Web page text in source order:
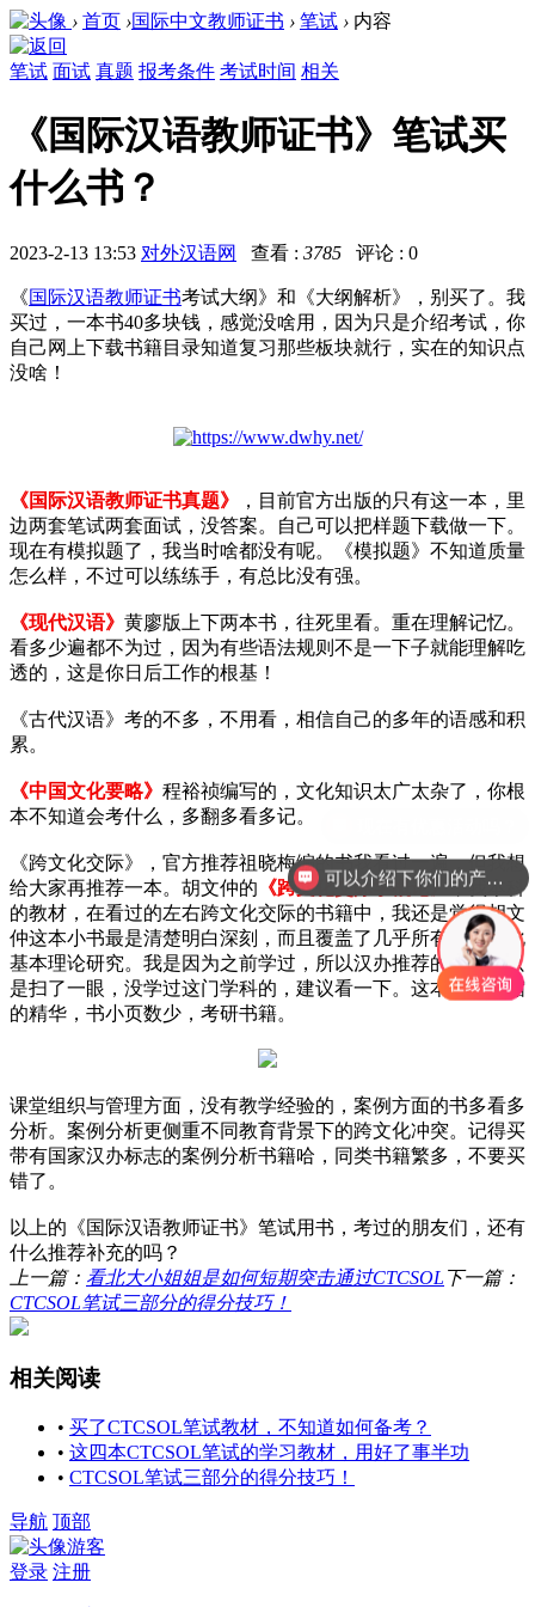
› 首页 ›国际中文教师证书 › 笔试 › 内容
笔试 面试 真题 报考条件 考试时间 相关
《国际汉语教师证书》笔试买
什么书？
2023-2-13 13:53 对外汉语网 查看 : 3785 评论 : 0
《国际汉语教师证书考试大纲》和《大纲解析》，别买了。我
买过，一本书40多块钱，感觉没啥用，因为只是介绍考试，你
自己网上下载书籍目录知道复习那些板块就行，实在的知识点
没啥！
《国际汉语教师证书真题》
，目前官方出版的只有这一本，里
边两套笔试两套面试，没答案。自己可以把样题下载做一下。
现在有模拟题了，我当时啥都没有呢。《模拟题》不知道质量
怎么样，不过可以练练手，有总比没有强。
《现代汉语》 黄廖版上下两本书，往死里看。重在理解记忆。
看多少遍都不为过，因为有些语法规则不是一下子就能理解吃
透的，这是你日后工作的根基！
《古代汉语》考的不多，不用看，相信自己的多年的语感和积
累。
《中国文化要略》 程裕祯编写的，文化知识太广太杂了，你根
本不知道会考什么，多翻多看多记。
《跨文化交际》，官方推荐祖晓梅编的书我看过一遍，但我想
给大家再推荐一本。胡文仲的 《跨文化交际学概论》，我本科
的教材，在看过的左右跨文化交际的书籍中，我还是觉得胡文
仲这本小书最是清楚明白深刻，而且覆盖了几乎所有的跨文化
基本理论研究。我是因为之前学过，所以汉办推荐的这本我只
是扫了一眼，没学过这门学科的，建议看一下。这本书是浓缩
的精华，书小页数少，考研书籍。
课堂组织与管理方面，没有教学经验的，案例方面的书多看多
分析。案例分析更侧重不同教育背景下的跨文化冲突。记得买
带有国家汉办标志的案例分析书籍哈，同类书籍繁多，不要买
错了。
以上的《国际汉语教师证书》笔试用书，考过的朋友们，还有
什么推荐补充的吗？
上一篇： 看北大小姐姐是如何短期突击通过CTCSOL 下一篇：
CTCSOL笔试三部分的得分技巧！
相关阅读
• 买了CTCSOL笔试教材，不知道如何备考？
• 这四本CTCSOL笔试的学习教材，用好了事半功
• CTCSOL笔试三部分的得分技巧！
导航 顶部
游客
登录 注册
可以介绍下你们的产品么？